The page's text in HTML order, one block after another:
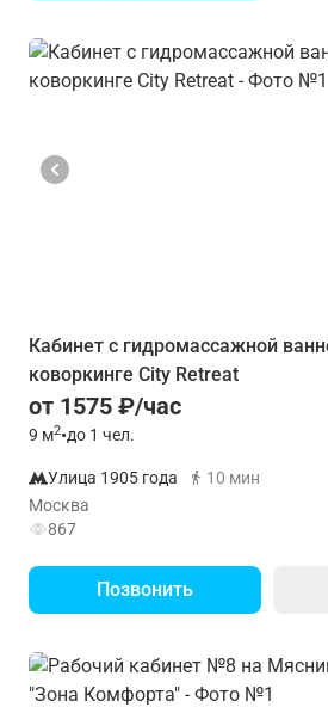
Кабинет с гидромассажной
коворкинге City Retreat
от 1575 ₽/час
9 м2•до 1 чел.
Улица 1905 года
10 мин
Москва
867
Позвонить